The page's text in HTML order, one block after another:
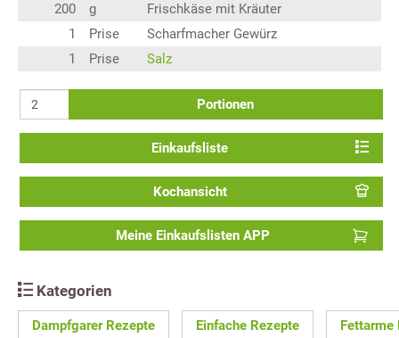
200
g
Frischkäse mit Kräuter
1
Prise
Scharfmacher Gewürz
1
Prise Salz
Portionen
Einkaufsliste
Kochansicht
Meine Einkaufslisten APP
Kategorien
Dampfgarer Rezepte Einfache Rezepte Fettarme